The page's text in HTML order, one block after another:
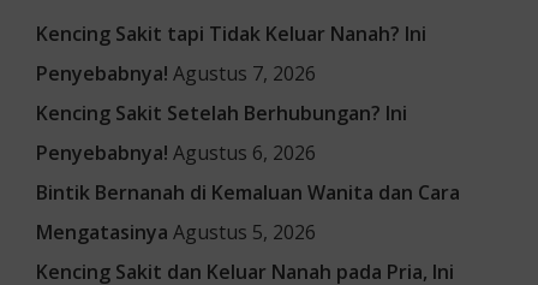
Kencing Sakit tapi Tidak Keluar Nanah? Ini
Penyebabnya! Agustus 7, 2026
Kencing Sakit Setelah Berhubungan? Ini
Penyebabnya! Agustus 6, 2026
Bintik Bernanah di Kemaluan Wanita dan Cara
Mengatasinya Agustus 5, 2026
Kencing Sakit dan Keluar Nanah pada Pria, Ini